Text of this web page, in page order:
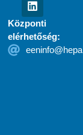
Központi
elérhetőség: